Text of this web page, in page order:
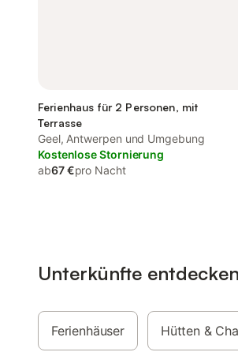
Ferienhaus für 2 Personen, mit
Terrasse
Geel, Antwerpen und Umgebung
Kostenlose Stornierung
ab67 €pro Nacht
Unterkünfte entdecken
Ferienhäuser Hütten &